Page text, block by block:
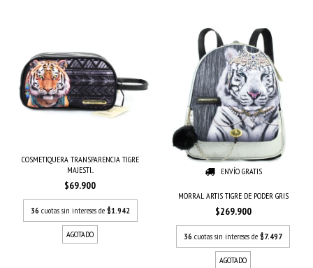
COSMETIQUERA TRANSPARENCIA TIGRE
MAJESTI...
$69.900
36 cuotas sin intereses de $1.942
AGOTADO
ENVÍO GRATIS
MORRAL ARTIS TIGRE DE PODER GRIS
$269.900
36 cuotas sin intereses de $7.497
AGOTADO